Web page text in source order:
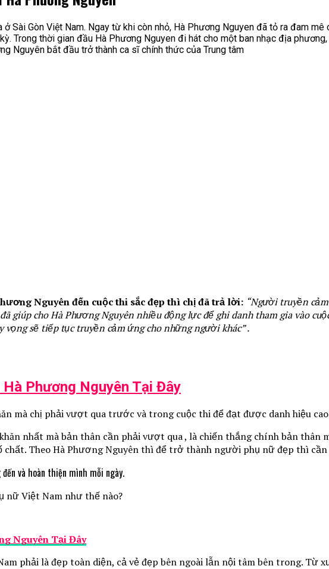
Sài Gòn Việt Nam. Ngay từ khi còn nhỏ, Hà Phương Nguyen đã tỏ ra đam
Trong thời gian đầu Hà Phương Nguyen đi hát cho một ban nhạc địa
Nguyên bắt đầu trở thành ca sĩ chính thức của Trung tâm
Nguyên đến cuộc thi sắc đẹp thì chị đã trả lời: “Người truyền
giúp cho Hà Phương Nguyên nhiều động lực để ghi danh tham gia vào
vọng sẽ tiếp tục truyền cảm ứng cho những người khác” .
Phương Nguyên Tại Đây
mà chị phải vượt qua trước và trong cuộc thi để đạt được danh hiệu cao
nhất mà bản thân cần phải vượt qua , là chiến thắng chính bản thân
Theo Hà Phương Nguyên thì để trở thành người phụ nữ đẹp thì cần
và hoàn thiện mình mỗi ngày.
nữ Việt Nam như thế nào?
Nguyên Tại Đây
phải là đẹp toàn diện, cả vẻ đẹp bên ngoài lẫn nội tâm bên trong.